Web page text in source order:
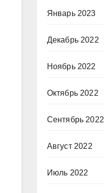
Январь 2023
Декабрь 2022
Ноябрь 2022
Октябрь 2022
Сентябрь 2022
Август 2022
Июль 2022